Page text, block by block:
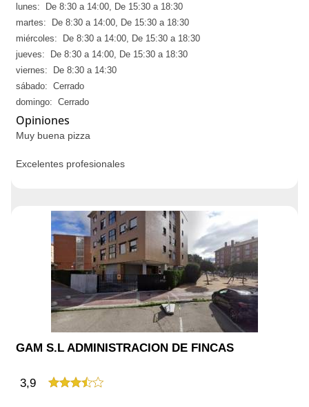
lunes: De 8:30 a 14:00, De 15:30 a 18:30
martes: De 8:30 a 14:00, De 15:30 a 18:30
miércoles: De 8:30 a 14:00, De 15:30 a 18:30
jueves: De 8:30 a 14:00, De 15:30 a 18:30
viernes: De 8:30 a 14:30
sábado: Cerrado
domingo: Cerrado
Opiniones
Muy buena pizza
Excelentes profesionales
GAM S.L ADMINISTRACION DE FINCAS
3,9